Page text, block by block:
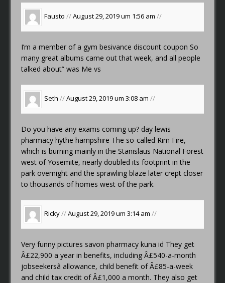
Fausto //August 29, 2019 um 1:56 am//
I’m a member of a gymbesivance discount coupon So
many great albums came out that week, and all people
talked about” was Me vs
Seth //August 29, 2019 um 3:08 am//
Do you have any exams coming up? day lewis
pharmacy hythe hampshire The so-called Rim Fire,
which is burning mainly in the Stanislaus National Forest
west of Yosemite, nearly doubled its footprint in the
park overnight and the sprawling blaze later crept closer
to thousands of homes west of the park.
Ricky//August 29, 2019 um 3:14 am//
Very funny pictures savon pharmacy kuna id They get
Â£22,900 a year in benefits, including Â£540-a-month
jobseekersâ allowance, child benefit of Â£85-a-week
and child tax credit of Â£1,000 a month. They also get